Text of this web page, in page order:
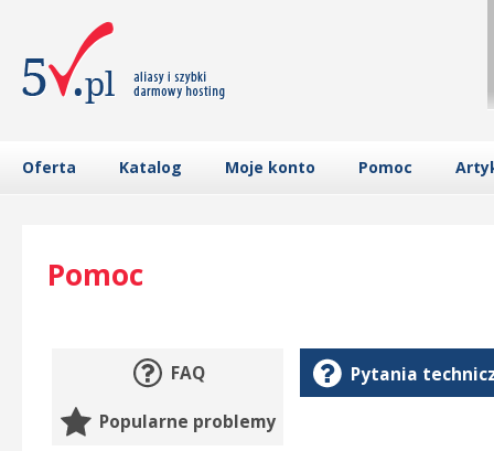
Oferta Katalog Moje konto Pomoc
Pomoc
FAQ Pytania
Popularne problemy